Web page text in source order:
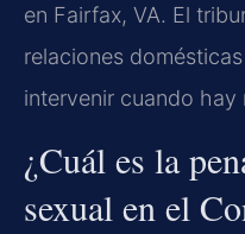
en Fairfax, VA. El
relaciones
intervenir cuando hay
¿Cuál es la
sexual en el